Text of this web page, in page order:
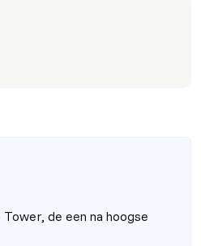
de een na hoogse